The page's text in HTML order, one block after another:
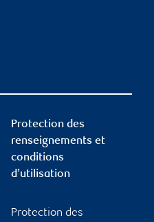
Protection des
renseignements et
conditions
d’utilisation
Protection des